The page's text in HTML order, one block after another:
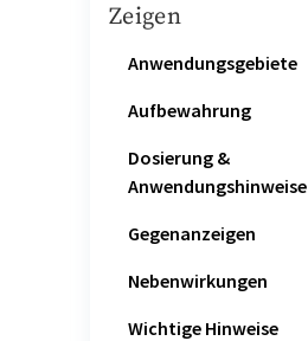
Zeigen
Anwendungsgebiete
Aufbewahrung
Dosierung &
Anwendungshinweise
Gegenanzeigen
Nebenwirkungen
Wichtige Hinweise